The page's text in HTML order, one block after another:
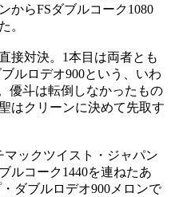
からFSダブルコーク1080
。
接対決。1本目は両者とも
ルロデオ900という、いわ
優斗は転倒しなかったもの
はクリーンに決めて先取す
ックツイスト・ジャパン
ルコーク1440を連ねたあ
ダブルロデオ900メロンで